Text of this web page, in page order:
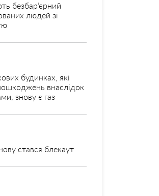
безбар’єрний
людей зі
будинках, які
внаслідок
знову є газ
стався блекаут